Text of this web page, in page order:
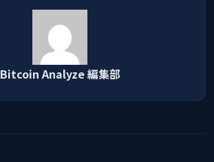
Bitcoin Analyze 編集部